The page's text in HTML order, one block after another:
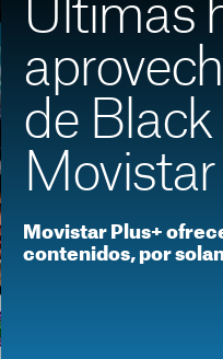
Últimas
de Black
Movistar Plus+
contenidos, por